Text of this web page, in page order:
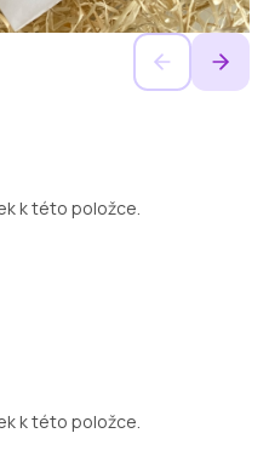
k této položce.
k této položce.